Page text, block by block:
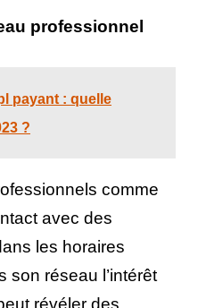
professionnel
payant : quelle
?
comme
avec des
les horaires
son réseau l’intérêt
révéler des